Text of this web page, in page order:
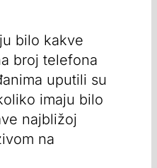
bilo kakve
broj telefona
uputili su
imaju bilo
najbližoj
na